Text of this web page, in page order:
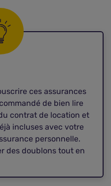
ces assurances
de bien lire
contrat de location et
incluses avec votre
personnelle.
des doublons tout en